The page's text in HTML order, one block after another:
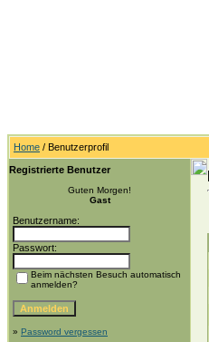
Home / Benutzerprofil
Registrierte Benutzer
Guten Morgen!
Gast
Benutzername:
Passwort:
Beim nächsten Besuch automatisch
anmelden?
» Password vergessen